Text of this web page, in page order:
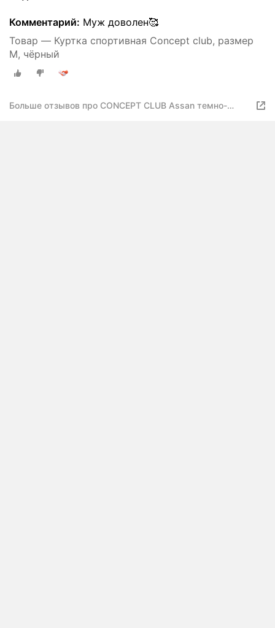
Комментарий: Муж доволен🥰
Товар — Куртка спортивная Concept club, размер
M, чёрный
Больше отзывов про CONCEPT CLUB Assan темно-